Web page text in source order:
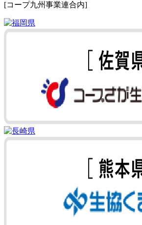
[コープ九州事業連合内]